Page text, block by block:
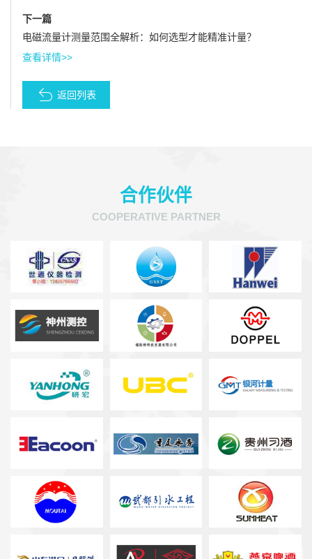
下一篇
电磁流量计测量范围全解析：如何选型才能精准计量？
查看详情>>
返回列表
合作伙伴
COOPERATIVE PARTNER